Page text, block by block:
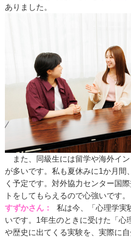
ありました。
また、同級生には留学や海外イン
が多いです。私も夏休みに1か月間
く予定です。対外協力センター国
トをしてもらえるので心強いです。
すずかさん：
私は今、「心理学実
いです。1年生のときに受けた「心
や歴史に出てくる実験を、実際に